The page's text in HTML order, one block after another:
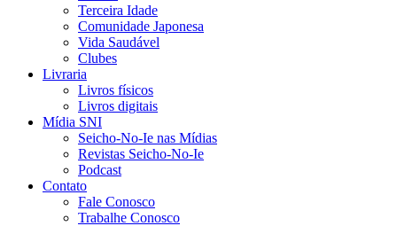
Terceira Idade
Comunidade Japonesa
Vida Saudável
Clubes
Livraria
Livros físicos
Livros digitais
Mídia SNI
Seicho-No-Ie nas Mídias
Revistas Seicho-No-Ie
Podcast
Contato
Fale Conosco
Trabalhe Conosco